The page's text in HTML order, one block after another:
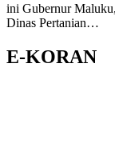
ini Gubernur
Dinas Pertanian…
E-KORAN